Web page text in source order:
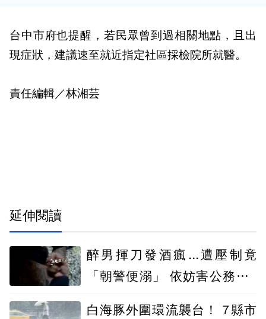
台中市府也提醒，若民眾曾到過相關地點，且出
現症狀，建議速至就近指定社區採檢院所就醫。
責任編輯／林湘芸
延伸閱讀
醉男揮刀發酒瘋...遭壓制竟
「朝警便溺」 依妨害公務判2
白海豚外圍環流襲台！ 7縣市